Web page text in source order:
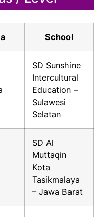
School
SD Sunshine
Intercultural
Education –
Sulawesi
Selatan
SD Al
Muttaqin
Kota
Tasikmalaya
– Jawa Barat